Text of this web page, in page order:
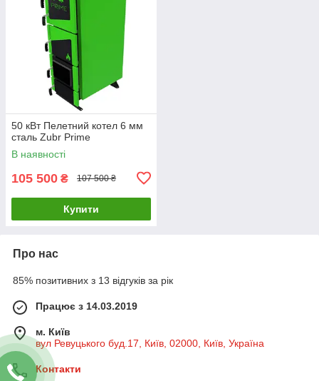
50 кВт Пелетний котел 6 мм
сталь Zubr Prime
В наявності
105 500 ₴ 107 500 ₴
Купити
Про нас
85% позитивних з 13 відгуків за рік
Працює з 14.03.2019
м. Київ
вул Ревуцького буд.17, Київ, 02000, Київ, Україна
Контакти